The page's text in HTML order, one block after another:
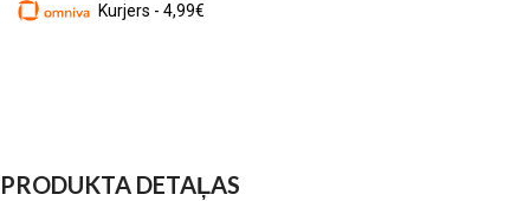
Kurjers - 4,99€
PRODUKTA DETAĻAS